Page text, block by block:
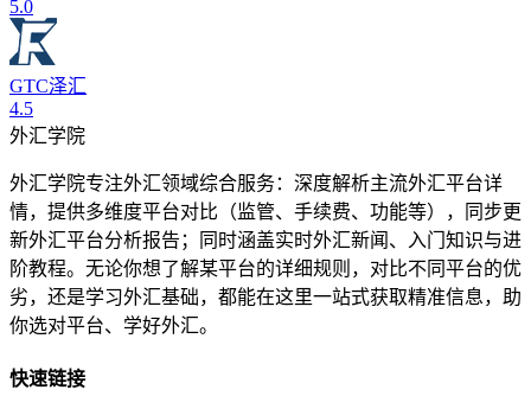
5.0
GTC泽汇
4.5
外汇学院
外汇学院专注外汇领域综合服务：深度解析主流外汇平台详
情，提供多维度平台对比（监管、手续费、功能等），同步更
新外汇平台分析报告；同时涵盖实时外汇新闻、入门知识与进
阶教程。无论你想了解某平台的详细规则，对比不同平台的优
劣，还是学习外汇基础，都能在这里一站式获取精准信息，助
你选对平台、学好外汇。
快速链接